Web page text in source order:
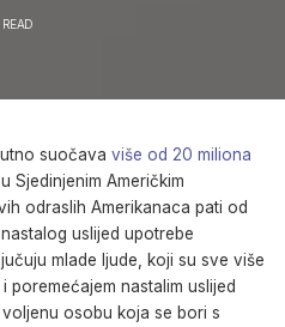
suočava više od 20 miliona
Sjedinjenim Američkim
odraslih Amerikanaca pati od
uslijed upotrebe
mlade ljude, koji su sve više
poremećajem nastalim uslijed
osobu koja se bori s